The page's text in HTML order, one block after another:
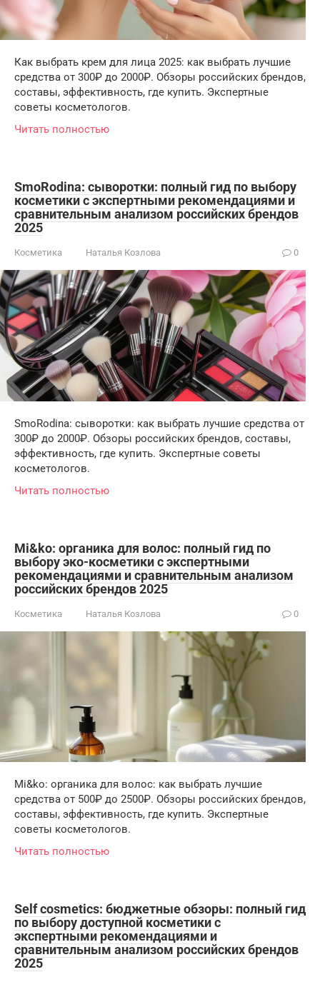
Как выбрать крем для лица 2025: как выбрать лучшие
средства от 300₽ до 2000₽. Обзоры российских брендов,
составы, эффективность, где купить. Экспертные
советы косметологов.
Читать полностью
SmoRodina: сыворотки: полный гид по выбору
косметики с экспертными рекомендациями и
сравнительным анализом российских брендов
2025
Косметика Наталья Козлова 0
SmoRodina: сыворотки: как выбрать лучшие средства от
300₽ до 2000₽. Обзоры российских брендов, составы,
эффективность, где купить. Экспертные советы
косметологов.
Читать полностью
Mi&ko: органика для волос: полный гид по
выбору эко-косметики с экспертными
рекомендациями и сравнительным анализом
российских брендов 2025
Косметика Наталья Козлова 0
Mi&ko: органика для волос: как выбрать лучшие
средства от 500₽ до 2500₽. Обзоры российских брендов,
составы, эффективность, где купить. Экспертные
советы косметологов.
Читать полностью
Self cosmetics: бюджетные обзоры: полный гид
по выбору доступной косметики с
экспертными рекомендациями и
сравнительным анализом российских брендов
2025